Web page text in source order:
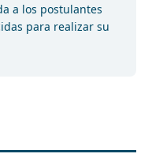
a los postulantes
para realizar su